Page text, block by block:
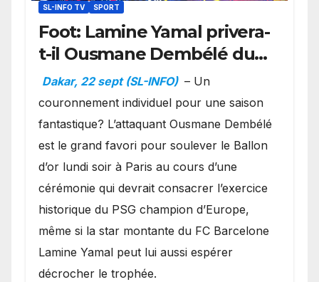
SL-INFO TV SPORT
Foot: Lamine Yamal privera-
t-il Ousmane Dembélé du
Ballon d’or ?
Dakar, 22 sept (SL-INFO) – Un
couronnement individuel pour une saison
fantastique? L’attaquant Ousmane Dembélé
est le grand favori pour soulever le Ballon
d’or lundi soir à Paris au cours d’une
cérémonie qui devrait consacrer l’exercice
historique du PSG champion d’Europe,
même si la star montante du FC Barcelone
Lamine Yamal peut lui aussi espérer
décrocher le trophée.